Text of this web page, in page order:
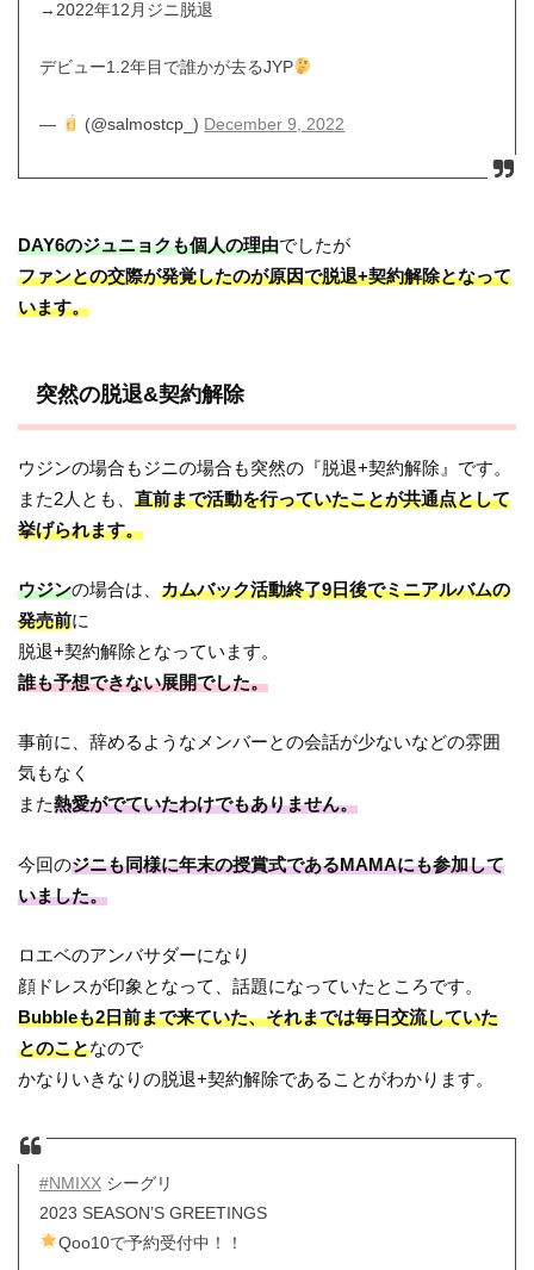
→2022年12月ジニ脱退
デビュー1.2年目で誰かが去るJYP
— (@salmostcp_) December 9, 2022
DAY6のジュニョクも個人の理由でしたが
ファンとの交際が発覚したのが原因で脱退+契約解除となって
います。
突然の脱退&契約解除
ウジンの場合もジニの場合も突然の『脱退+契約解除』です。
また2人とも、直前まで活動を行っていたことが共通点として
挙げられます。
ウジンの場合は、カムバック活動終了9日後でミニアルバムの
発売前に
脱退+契約解除となっています。
誰も予想できない展開でした。
事前に、辞めるようなメンバーとの会話が少ないなどの雰囲
気もなく
また熱愛がでていたわけでもありません。
今回のジニも同様に年末の授賞式であるMAMAにも参加して
いました。
ロエベのアンバサダーになり
顔ドレスが印象となって、話題になっていたところです。
Bubbleも2日前まで来ていた、それまでは毎日交流していた
とのことなので
かなりいきなりの脱退+契約解除であることがわかります。
#NMIXXシーグリ
2023 SEASON’S GREETINGS
Qoo10で予約受付中！！